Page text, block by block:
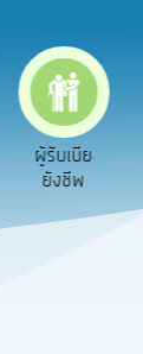
ประเมินภาษี